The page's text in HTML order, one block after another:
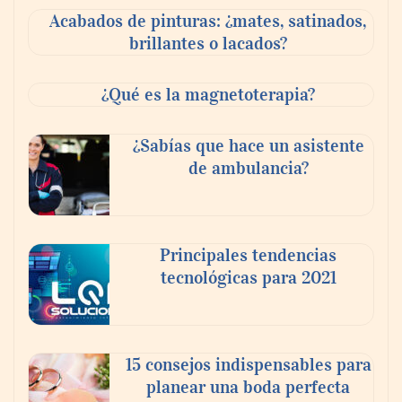
Reforestando con el Corazón regresa a
Sierra de Guadalupe
La cartera vencida hipotecaria aumenta al
México
Acabados de pinturas: ¿mates, satinados,
brillantes o lacados?
¿Qué es la magnetoterapia?
¿Sabías que hace un asistente
de ambulancia?
Principales tendencias
tecnológicas para 2021
15 consejos indispensables para
planear una boda perfecta